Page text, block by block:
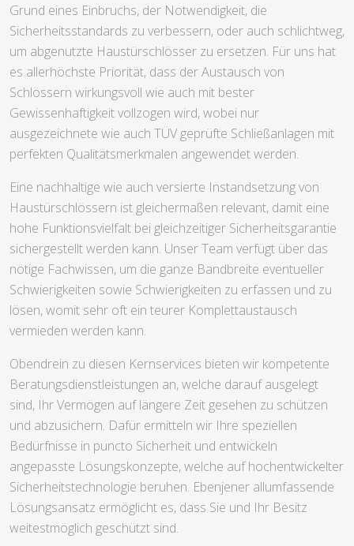
Grund eines Einbruchs, der Notwendigkeit, die
Sicherheitsstandards zu verbessern, oder auch schlichtweg,
um abgenutzte Haustürschlösser zu ersetzen. Für uns hat
es allerhöchste Priorität, dass der Austausch von
Schlössern wirkungsvoll wie auch mit bester
Gewissenhaftigkeit vollzogen wird, wobei nur
ausgezeichnete wie auch TÜV geprüfte Schließanlagen mit
perfekten Qualitätsmerkmalen angewendet werden.
Eine nachhaltige wie auch versierte Instandsetzung von
Haustürschlössern ist gleichermaßen relevant, damit eine
hohe Funktionsvielfalt bei gleichzeitiger Sicherheitsgarantie
sichergestellt werden kann. Unser Team verfügt über das
nötige Fachwissen, um die ganze Bandbreite eventueller
Schwierigkeiten sowie Schwierigkeiten zu erfassen und zu
lösen, womit sehr oft ein teurer Komplettaustausch
vermieden werden kann.
Obendrein zu diesen Kernservices bieten wir kompetente
Beratungsdienstleistungen an, welche darauf ausgelegt
sind, Ihr Vermögen auf längere Zeit gesehen zu schützen
und abzusichern. Dafür ermitteln wir Ihre speziellen
Bedürfnisse in puncto Sicherheit und entwickeln
angepasste Lösungskonzepte, welche auf hochentwickelter
Sicherheitstechnologie beruhen. Ebenjener allumfassende
Lösungsansatz ermöglicht es, dass Sie und Ihr Besitz
weitestmöglich geschützt sind.